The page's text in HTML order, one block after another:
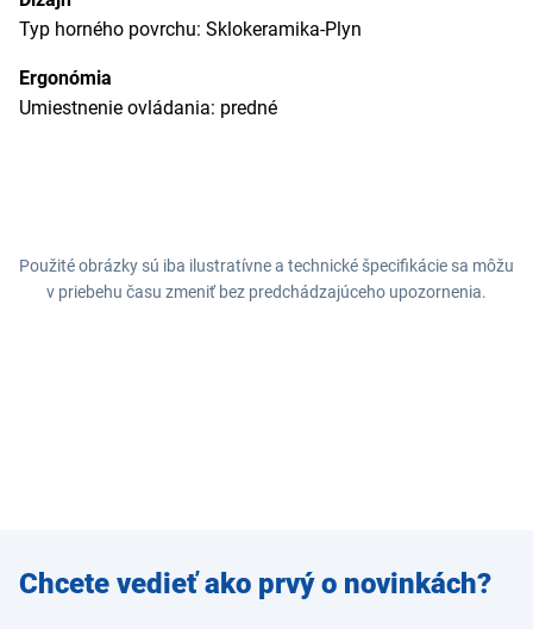
Typ horného povrchu: Sklokeramika-Plyn
Ergonómia
Umiestnenie ovládania: predné
Použité obrázky sú iba ilustratívne a technické špecifikácie sa môžu
v priebehu času zmeniť bez predchádzajúceho upozornenia.
Zadajte
e-mail
Chcete vedieť ako prvý o novinkách?